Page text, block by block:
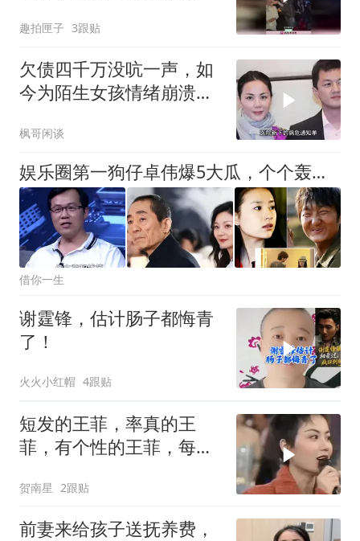
趣拍匣子 3跟贴
欠债四千万没吭一声，如
今为陌生女孩情绪崩溃，
枫哥闲谈
娱乐圈第一狗仔卓伟爆5大瓜，个个轰动次次实锤
借你一生
谢霆锋，估计肠子都悔青
了！
火火小红帽 4跟贴
短发的王菲，率真的王
菲，有个性的王菲，每个
贺南星 2跟贴
前妻来给孩子送抚养费，